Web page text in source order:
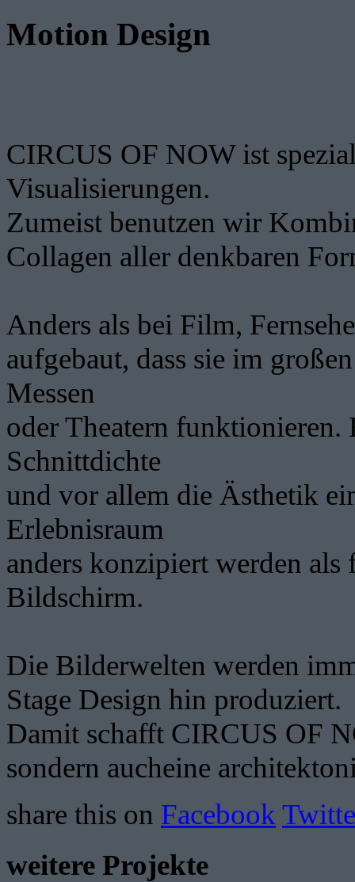
Motion Design
CIRCUS OF NOW ist
Visualisierungen.
Zumeist benutzen wir
Collagen aller denkbaren
Anders als bei Film,
aufgebaut, dass sie im
Messen
oder Theatern
Schnittdichte
und vor allem die Ästhetik
Erlebnisraum
anders konzipiert werden
Bildschirm.
Die Bilderwelten werden
Stage Design hin produziert.
Damit schafft CIRCUS OF
sondern aucheine
share this on Facebook
weitere Projekte